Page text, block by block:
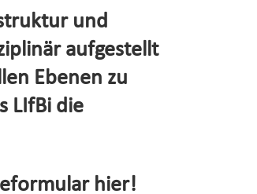
und
aufgestellt
Ebenen zu
LIfBi die
hier!